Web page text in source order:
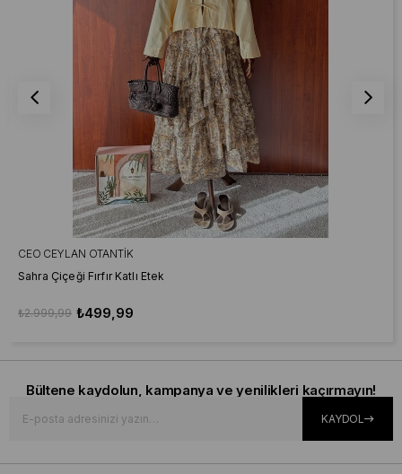
CEO CEYLAN OTANTIK
Sahra Çiçeği Fırfır Katlı Etek
₺499,99
₺2.999,99
Bültene kaydolun, kampanya ve yenilikleri kaçırmayın!
KAYDOL